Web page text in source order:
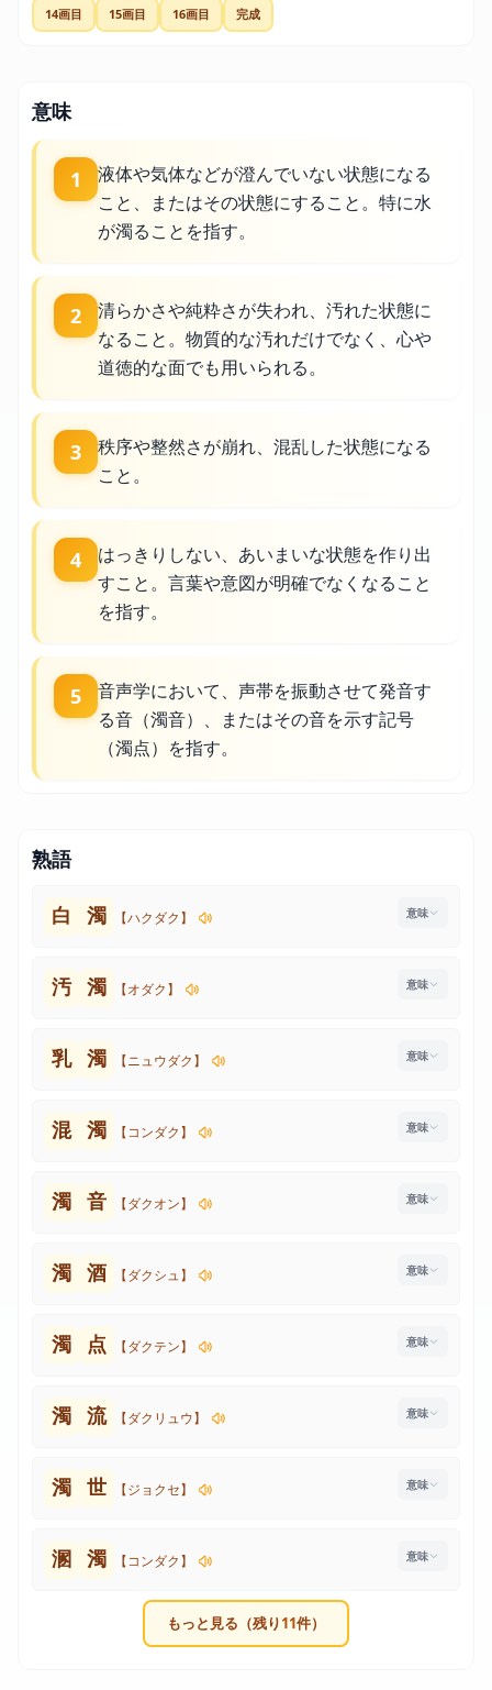
14画目 15画目 16画目 完成
意味
1
液体や気体などが澄んでいない状態になる
こと、またはその状態にすること。特に水
が濁ることを指す。
2
清らかさや純粋さが失われ、汚れた状態に
なること。物質的な汚れだけでなく、心や
道徳的な面でも用いられる。
3
秩序や整然さが崩れ、混乱した状態になる
こと。
4
はっきりしない、あいまいな状態を作り出
すこと。言葉や意図が明確でなくなること
を指す。
5
音声学において、声帯を振動させて発音す
る音（濁音）、またはその音を示す記号
（濁点）を指す。
熟語
白 濁 【ハクダク】
汚 濁 【オダク】
乳 濁 【ニュウダク】
混 濁 【コンダク】
濁 音 【ダクオン】
濁 酒 【ダクシュ】
濁 点 【ダクテン】
濁 流 【ダクリュウ】
濁 世 【ジョクセ】
溷 濁 【コンダク】
もっと見る（残り11件）